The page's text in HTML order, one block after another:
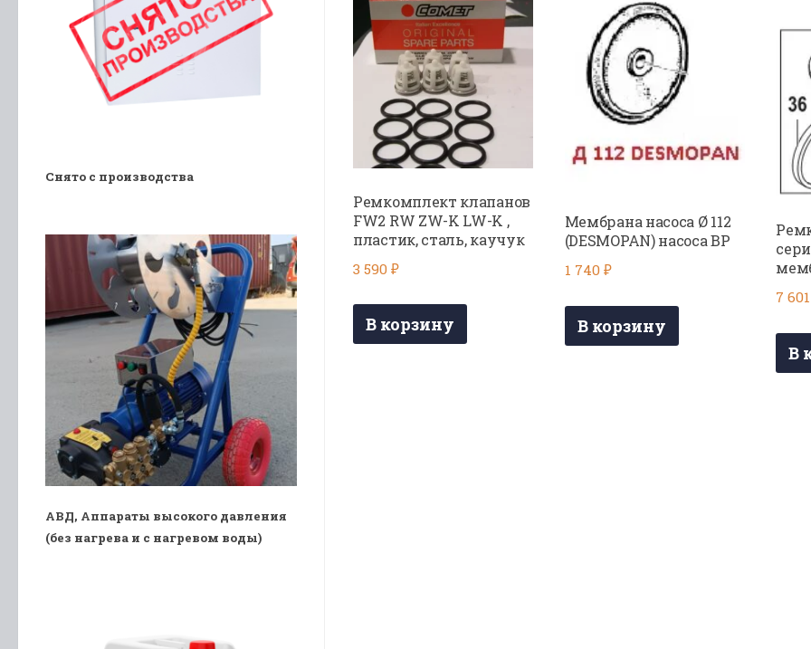
Ремкомплект клапанов
FW2 RW ZW-K LW-K ,
пластик, сталь, каучук
3 590 ₽
В корзину
Мембрана насоса Ø 112
(DESMOPAN) насоса BP
1 740 ₽
В корзину
7
В
Снято с производства
АВД, Аппараты высокого давления
(без нагрева и с нагревом воды)